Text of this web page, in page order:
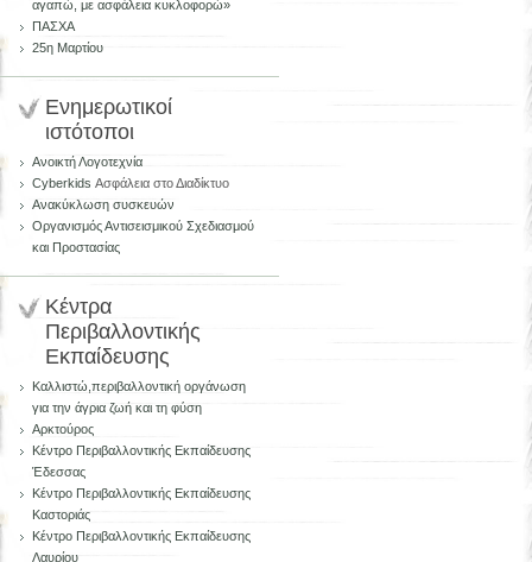
αγαπώ, με ασφάλεια κυκλοφορώ»
ΠΑΣΧΑ
25η Μαρτίου
Ενημερωτικοί
ιστότοποι
Aνοικτή Λογοτεχνία
Cyberkids Ασφάλεια στο Διαδίκτυο
Ανακύκλωση συσκευών
Οργανισμός Αντισεισμικού Σχεδιασμού
και Προστασίας
Κέντρα
Περιβαλλοντικής
Εκπαίδευσης
Kαλλιστώ,περιβαλλοντική οργάνωση
για την άγρια ζωή και τη φύση
Αρκτούρος
Κέντρο Περιβαλλοντικής Εκπαίδευσης
Έδεσσας
Κέντρο Περιβαλλοντικής Εκπαίδευσης
Καστοριάς
Κέντρο Περιβαλλοντικής Εκπαίδευσης
Λαυρίου